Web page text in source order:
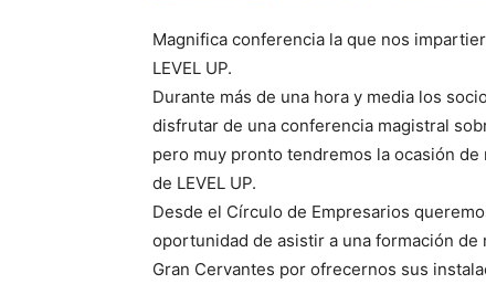
Magnifica conferencia la que nos
LEVEL UP.
Durante más de una hora y media los
disfrutar de una conferencia magistral
pero muy pronto tendremos la ocasión
de LEVEL UP.
Desde el Círculo de Empresarios
oportunidad de asistir a una formación de
Gran Cervantes por ofrecernos sus